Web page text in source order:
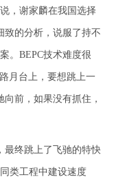
，谢家麟在我国选择
致的分析，说服了持不
。BEPC技术难度很
月台上，要想跳上一
前，如果没有抓住，
终跳上了飞驰的特快
类工程中建设速度